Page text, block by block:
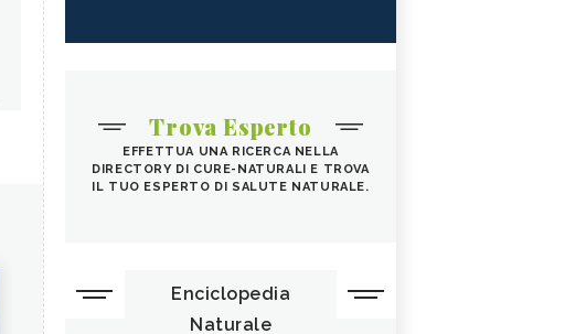
Trova Esperto
EFFETTUA UNA RICERCA NELLA
DIRECTORY DI CURE-NATURALI E TROVA
IL TUO ESPERTO DI SALUTE NATURALE.
Enciclopedia
Naturale